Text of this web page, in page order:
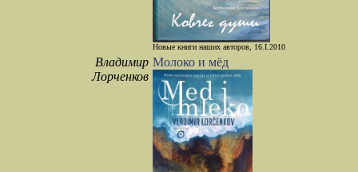
Новые книги наших авторов, 16.I.2010
Владимир
Лорченков
Молоко и мёд